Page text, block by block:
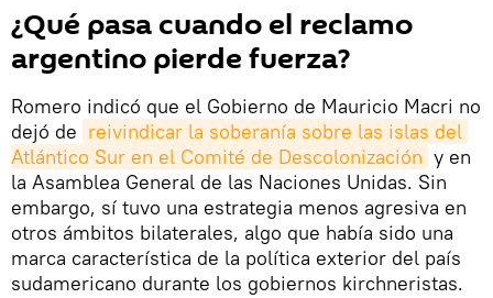
¿Qué pasa cuando el reclamo
argentino pierde fuerza?
Romero indicó que el Gobierno de Mauricio Macri no
dejó de reivindicar la soberanía sobre las islas del
Atlántico Sur en el Comité de Descolonización y en
la Asamblea General de las Naciones Unidas. Sin
embargo, sí tuvo una estrategia menos agresiva en
otros ámbitos bilaterales, algo que había sido una
marca característica de la política exterior del país
sudamericano durante los gobiernos kirchneristas.